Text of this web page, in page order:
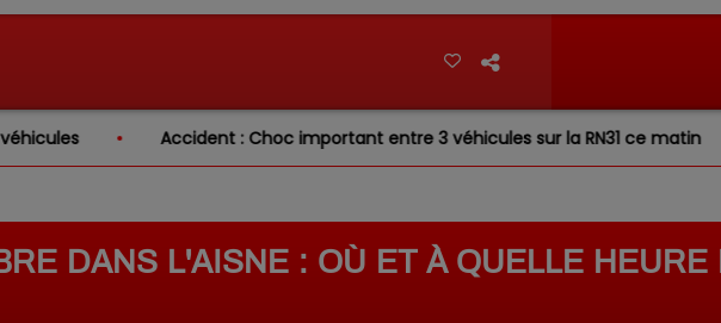
Accident : Choc important entre 3 véhicules sur la RN31 ce matin Laon : un
DANS L'AISNE : OÙ ET À QUELLE HEURE